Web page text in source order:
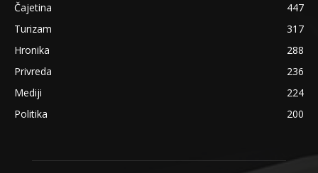
Čajetina
447
Turizam
317
Hronika
288
Privreda
236
Mediji
224
Politika
200